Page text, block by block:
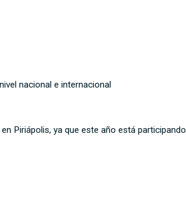
nacional e internacional
Piriápolis, ya que este año está participando